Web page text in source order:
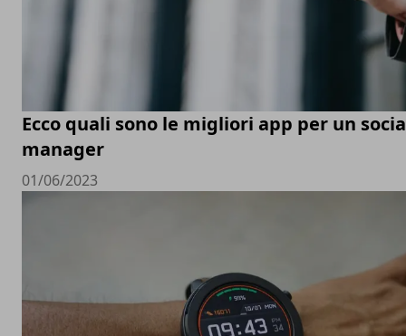
Ecco quali sono le migliori app per un
manager
01/06/2023